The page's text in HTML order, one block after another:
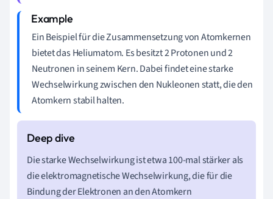
Ein Beispiel für die Zusammensetzung von Atomkernen
bietet das Heliumatom. Es besitzt 2 Protonen und 2
Neutronen in seinem Kern. Dabei findet eine starke
Wechselwirkung zwischen den Nukleonen statt, die den
Atomkern stabil halten.
Die starke Wechselwirkung ist etwa 100-mal stärker als
die elektromagnetische Wechselwirkung, die für die
Bindung der Elektronen an den Atomkern